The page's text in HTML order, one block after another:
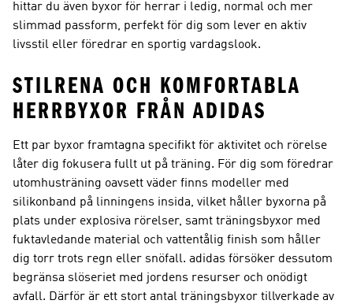
hittar du även byxor för herrar i ledig, normal och mer
slimmad passform, perfekt för dig som lever en aktiv
livsstil eller föredrar en sportig vardagslook.
STILRENA OCH KOMFORTABLA
HERRBYXOR FRÅN ADIDAS
Ett par byxor framtagna specifikt för aktivitet och rörelse
låter dig fokusera fullt ut på träning. För dig som föredrar
utomhusträning oavsett väder finns modeller med
silikonband på linningens insida, vilket håller byxorna på
plats under explosiva rörelser, samt träningsbyxor med
fuktavledande material och vattentålig finish som håller
dig torr trots regn eller snöfall. adidas försöker dessutom
begränsa slöseriet med jordens resurser och onödigt
avfall. Därför är ett stort antal träningsbyxor tillverkade av